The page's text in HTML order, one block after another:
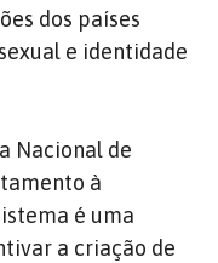
dos países
e identidade
Nacional de
à
é uma
a criação de